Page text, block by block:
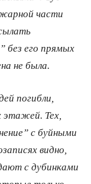
части
без его прямых
не была.
погибли,
этажей. Тех,
с буйными
видно,
с дубинками